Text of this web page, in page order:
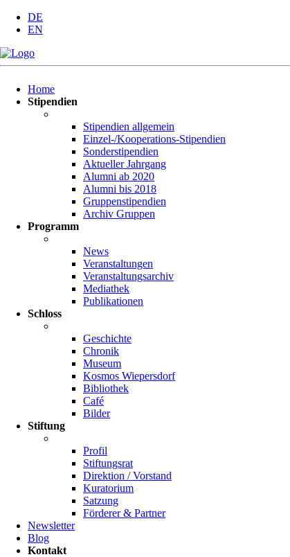
DE
EN
überspringen
Home
Stipendien
Stipendien allgemein
Einzel-/Kooperations-Stipendien
Sonderstipendien
Aktueller Jahrgang
Alumni ab 2020
Alumni bis 2018
Gruppenstipendien
Archiv Gruppen
Programm
News
Veranstaltungen
Veranstaltungsarchiv
Mediathek
Publikationen
Schloss
Geschichte
Chronik
Museum
Kosmos Wiepersdorf
Bibliothek
Café
Bilder
Stiftung
Profil
Stiftungsrat
Direktion / Vorstand
Kuratorium
Satzung
Förderer & Partner
Newsletter
Blog
Kontakt